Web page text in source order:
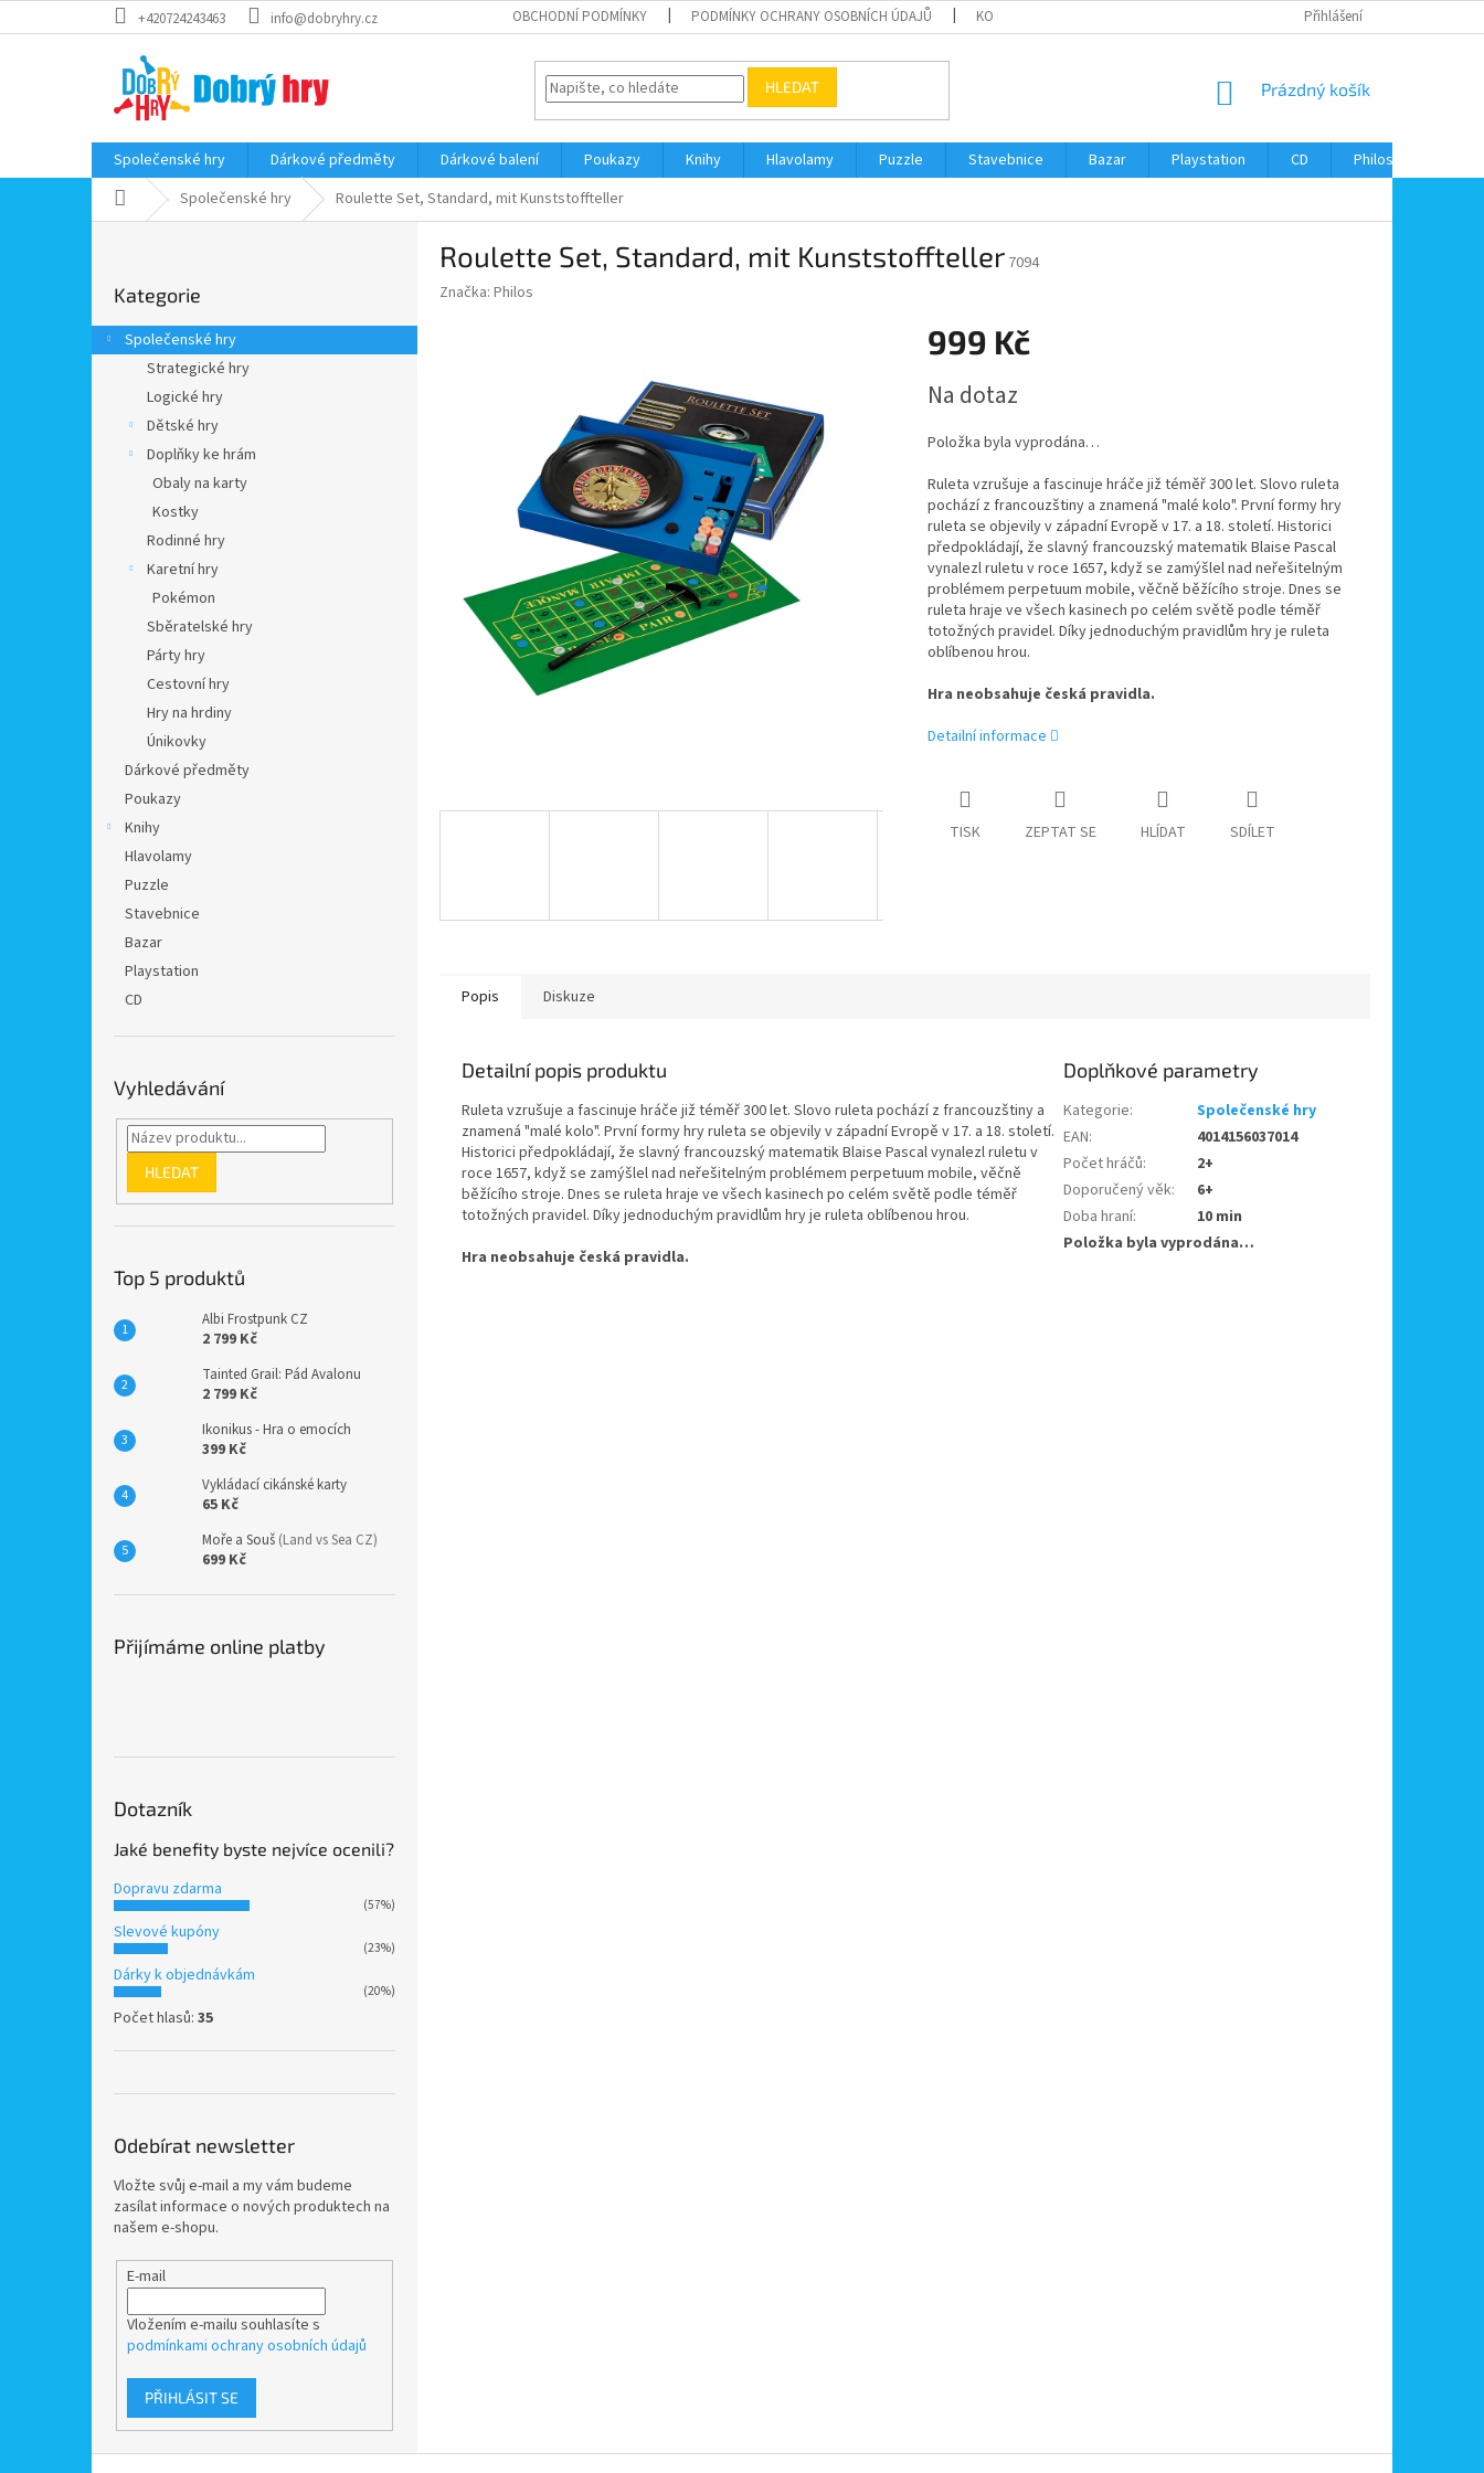
na
+420724243463 info@dobryhry.cz OBCHODNÍ PODMÍNKY PODMÍNKY OCHRANY OSOBNÍCH ÚDAJŮ KONTAKTY Přihlášení
HLEDAT
NÁKUPNÍ
Prázdný košík
Společenské hry Dárkové předměty Dárkové balení Poukazy Knihy Hlavolamy Puzzle Stavebnice Bazar Playstation CD Philos
Domů Společenské hry Roulette Set, Standard, mit Kunststoffteller
r
a
kategorie
Kategorie
Společenské hry
Strategické hry
Logické hry
Dětské hry
Doplňky ke hrám
Obaly na karty
Kostky
Rodinné hry
Karetní hry
Pokémon
Sběratelské hry
Párty hry
Cestovní hry
Hry na hrdiny
Únikovky
Dárkové předměty
Poukazy
Knihy
Hlavolamy
Puzzle
Stavebnice
Bazar
Playstation
CD
Vyhledávání
HLEDAT
Top 5 produktů
Albi Frostpunk CZ
2 799 Kč
Tainted Grail: Pád Avalonu
2 799 Kč
Ikonikus - Hra o emocích
399 Kč
Vykládací cikánské karty
65 Kč
Moře a Souš (Land vs Sea CZ)
699 Kč
Přijímáme online platby
Dotazník
Jaké benefity byste nejvíce ocenili?
Dopravu zdarma
(57%)
Slevové kupóny
(23%)
Dárky k objednávkám
(20%)
Počet hlasů: 35
Odebírat newsletter
Vložte svůj e-mail a my vám budeme
zasílat informace o nových produktech na
našem e-shopu.
E-mail
Vložením e-mailu souhlasíte s
podmínkami ochrany osobních údajů
PŘIHLÁSIT SE
Roulette Set, Standard, mit Kunststoffteller 7094
Značka: Philos
999 Kč
cena:
Na dotaz
Položka byla vyprodána…
Ruleta vzrušuje a fascinuje hráče již téměř 300 let. Slovo ruleta
pochází z francouzštiny a znamená "malé kolo". První formy hry
ruleta se objevily v západní Evropě v 17. a 18. století. Historici
předpokládají, že slavný francouzský matematik Blaise Pascal
vynalezl ruletu v roce 1657, když se zamýšlel nad neřešitelným
problémem perpetuum mobile, věčně běžícího stroje. Dnes se
ruleta hraje ve všech kasinech po celém světě podle téměř
totožných pravidel. Díky jednoduchým pravidlům hry je ruleta
oblíbenou hrou.
Hra neobsahuje česká pravidla.
Detailní informace
TISK ZEPTAT SE HLÍDAT SDÍLET
Popis Diskuze
Detailní popis produktu
Ruleta vzrušuje a fascinuje hráče již téměř 300 let. Slovo ruleta pochází z francouzštiny a
znamená "malé kolo". První formy hry ruleta se objevily v západní Evropě v 17. a 18. století.
Historici předpokládají, že slavný francouzský matematik Blaise Pascal vynalezl ruletu v
roce 1657, když se zamýšlel nad neřešitelným problémem perpetuum mobile, věčně
běžícího stroje. Dnes se ruleta hraje ve všech kasinech po celém světě podle téměř
totožných pravidel. Díky jednoduchým pravidlům hry je ruleta oblíbenou hrou.
Hra neobsahuje česká pravidla.
Doplňkové parametry
Kategorie:
Společenské hry
EAN:
4014156037014
Počet hráčů:
2+
Doporučený věk:
6+
Doba hraní:
10 min
Položka byla vyprodána…